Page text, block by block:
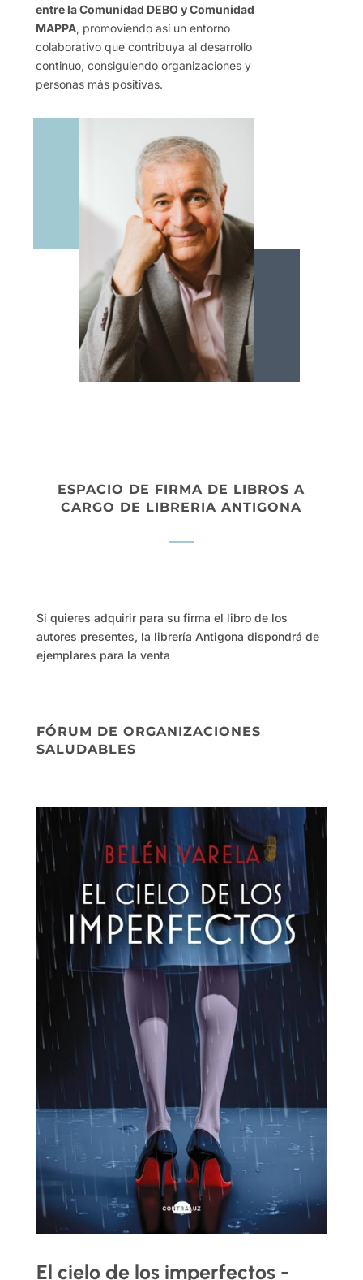
entre la Comunidad DEBO y Comunidad
MAPPA, promoviendo así un entorno
colaborativo que contribuya al desarrollo
continuo, consiguiendo organizaciones y
personas más positivas.
ESPACIO DE FIRMA DE LIBROS A
CARGO DE LIBRERIA ANTIGONA
Si quieres adquirir para su firma el libro de los
autores presentes, la librería Antigona dispondrá de
ejemplares para la venta
FÓRUM DE ORGANIZACIONES
SALUDABLES
El cielo de los imperfectos -